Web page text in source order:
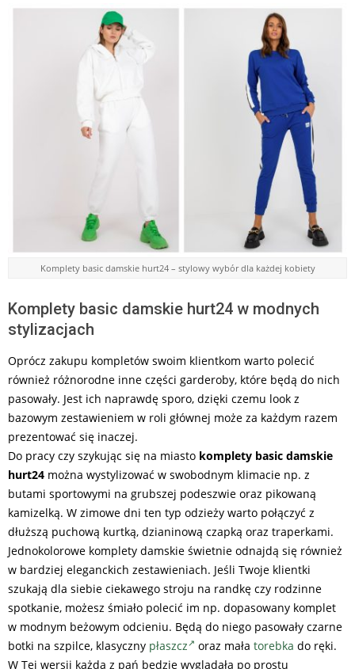
Komplety basic damskie hurt24 – stylowy wybór dla każdej kobiety
Komplety basic damskie hurt24 w modnych
stylizacjach
Oprócz zakupu kompletów swoim klientkom warto polecić
również różnorodne inne części garderoby, które będą do nich
pasowały. Jest ich naprawdę sporo, dzięki czemu look z
bazowym zestawieniem w roli głównej może za każdym razem
prezentować się inaczej.
Do pracy czy szykując się na miasto komplety basic damskie
hurt24 można wystylizować w swobodnym klimacie np. z
butami sportowymi na grubszej podeszwie oraz pikowaną
kamizelką. W zimowe dni ten typ odzieży warto połączyć z
dłuższą puchową kurtką, dzianinową czapką oraz traperkami.
Jednokolorowe komplety damskie świetnie odnajdą się również
w bardziej eleganckich zestawieniach. Jeśli Twoje klientki
szukają dla siebie ciekawego stroju na randkę czy rodzinne
spotkanie, możesz śmiało polecić im np. dopasowany komplet
w modnym beżowym odcieniu. Będą do niego pasowały czarne
botki na szpilce, klasyczny płaszcz oraz mała torebka do ręki.
W Tej wersji każda z pań będzie wyglądała po prostu